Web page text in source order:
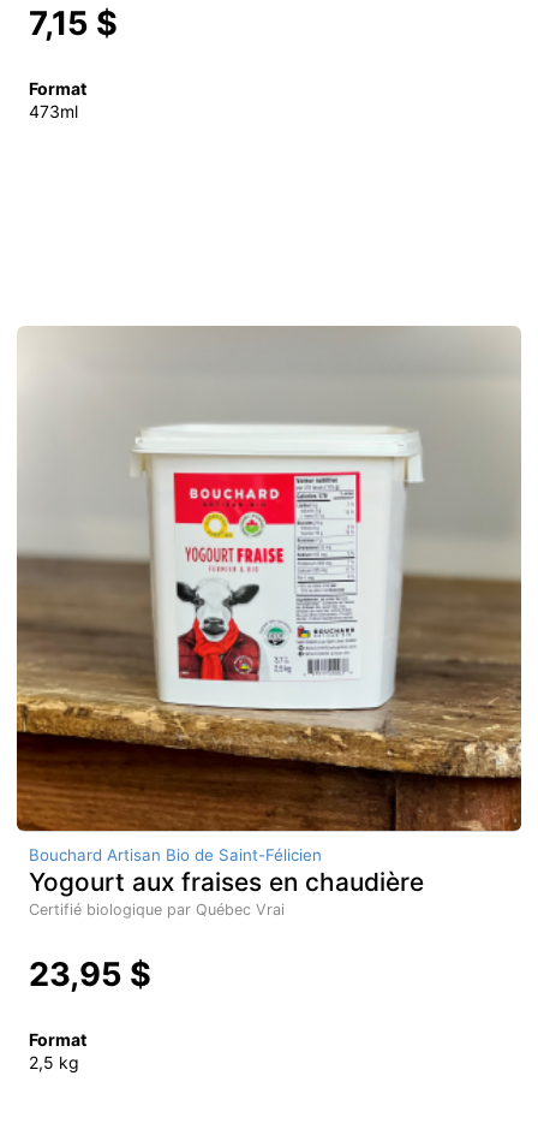
7,15 $
Format
473ml
Bouchard Artisan Bio de Saint-Félicien
Yogourt aux fraises en chaudière
Certifié biologique par Québec Vrai
23,95 $
Format
2,5 kg